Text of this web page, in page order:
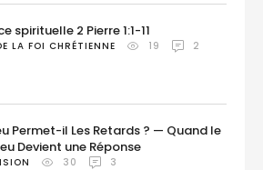
spirituelle 2 Pierre 1:1-11
LA FOI CHRÉTIENNE 19 2
Permet-il Les Retards ? — Quand le
Devient une Réponse
30 3